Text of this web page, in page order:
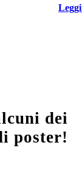
dei
poster!